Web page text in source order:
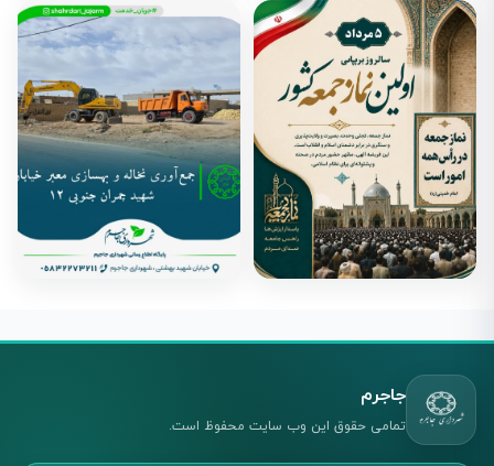
آغاز عملیات بازپیرایی و بهسازی
پارک مطهری
1405 مرداد 6
بهبود فضای سبز پیرامون میدان
جوادالائمه (ع)
به مناسبت پنجم مرداد ماه،
کشور
جاجرم
تمامی حقوق این وب سایت محفوظ است.